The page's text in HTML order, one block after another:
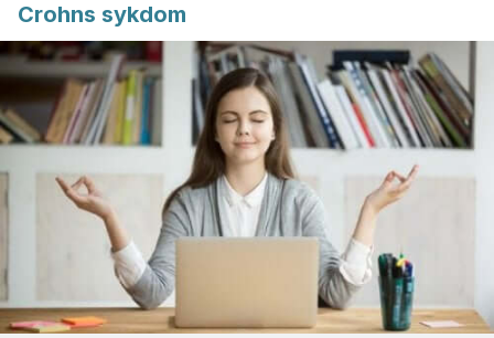
Crohns sykdom